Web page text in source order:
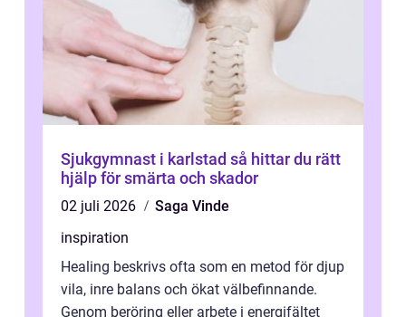
Sjukgymnast i karlstad så hittar du rätt
hjälp för smärta och skador
02 juli 2026
Saga Vinde
inspiration
Healing beskrivs ofta som en metod för djup
vila, inre balans och ökat välbefinnande.
Genom beröring eller arbete i energifältet